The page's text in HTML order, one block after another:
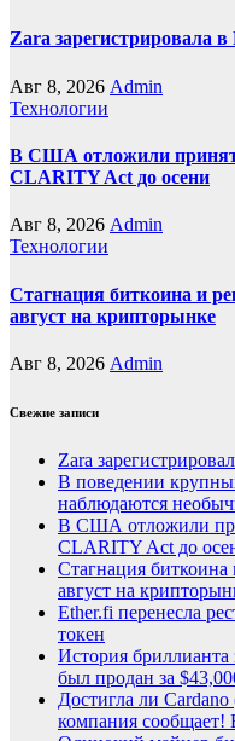
Zara зарегистрировала
Авг 8, 2026 Admin
Технологии
В США отложили
CLARITY Act до осени
Авг 8, 2026 Admin
Технологии
Стагнация биткоина и
август на крипторынке
Авг 8, 2026 Admin
Свежие записи
Zara
В поведении
наблюдаются
В США отложили
CLARITY Act до
Стагнация биткоина
август на
Ether.fi перенесла
токен
История бриллианта
был продан за
Достигла ли
компания сообщает!